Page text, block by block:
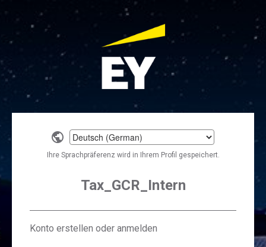
Select
a
language
Ihre Sprachpräferenz wird in Ihrem Profil gespeichert.
Tax_GCR_Intern
Konto erstellen oder anmelden